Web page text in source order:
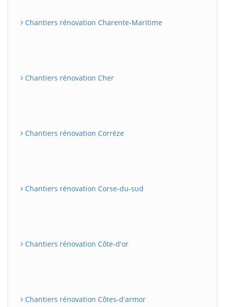
Chantiers rénovation Charente-Maritime
Chantiers rénovation Cher
Chantiers rénovation Corrèze
Chantiers rénovation Corse-du-sud
Chantiers rénovation Côte-d'or
Chantiers rénovation Côtes-d'armor